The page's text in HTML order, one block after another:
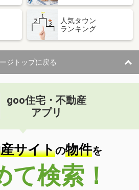
人気タウン
ランキング
ジトップに戻る
goo住宅・不動産
アプリ
サイトの物件を
て検索！